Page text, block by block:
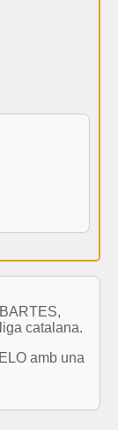
catalana.
amb una